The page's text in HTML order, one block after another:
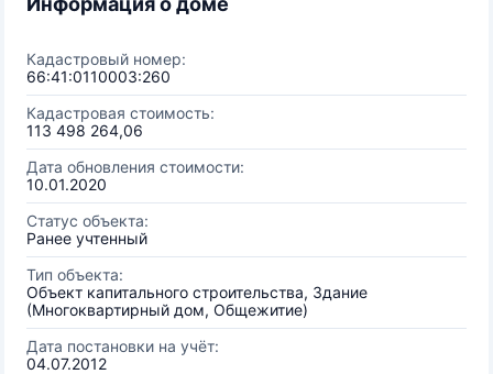
Кадастровый номер:
66:41:0110003:260
Кадастровая стоимость:
113 498 264,06
Дата обновления стоимости:
10.01.2020
Статус объекта:
Ранее учтенный
Тип объекта:
Объект капитального строительства, Здание
(Многоквартирный дом, Общежитие)
Дата постановки на учёт:
04.07.2012